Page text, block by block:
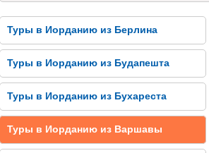
Туры в Иорданию из Берлина
Туры в Иорданию из Будапешта
Туры в Иорданию из Бухареста
Туры в Иорданию из Варшавы